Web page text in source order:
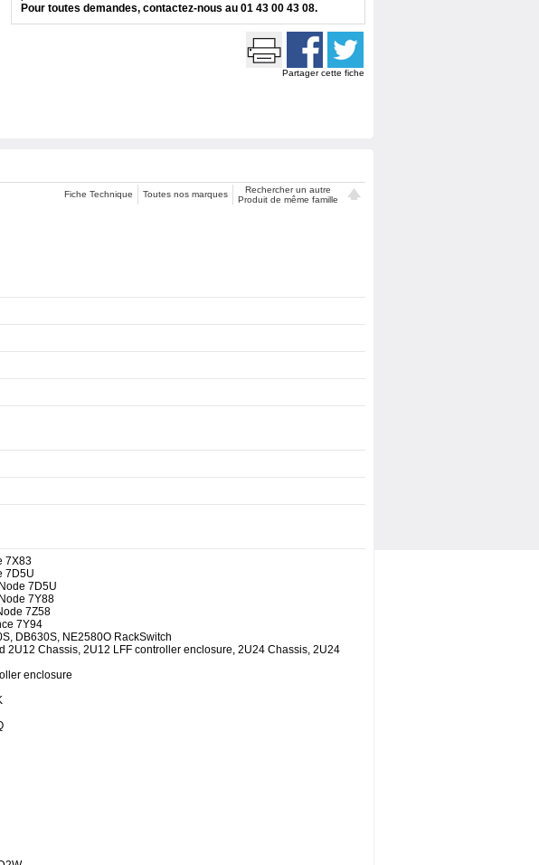
Pour toutes demandes, contactez-nous au 01 43 00 43 08.
Partager cette fiche
Fiche Technique Toutes nos marques
Rechercher un autre
Produit de même famille
7X83
7D5U
7D5U
7Y88
7Z58
7Y94
DB630S, NE2580O RackSwitch
2U12 Chassis, 2U12 LFF controller enclosure, 2U24 Chassis, 2U24
enclosure